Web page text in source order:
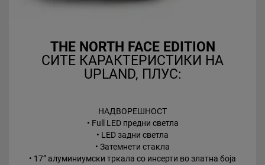
THE NORTH FACE EDITION
СИТЕ КАРАКТЕРИСТИКИ НА
UPLAND, ПЛУС:
НАДВОРЕШНОСТ
• Full LED предни светла
• LED задни светла
• Затемнети стакла
• 17” алуминиумски тркала со инсерти во златна боја